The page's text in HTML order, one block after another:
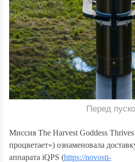
Перед
Миссия The Harvest Goddess
процветает») ознаменовала
аппарата iQPS (https://novosti-